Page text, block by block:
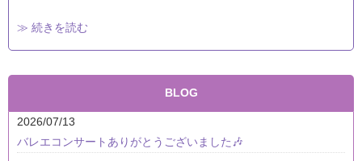
≫ 続きを読む
BLOG
2026/07/13
バレエコンサートありがとうございました🎶